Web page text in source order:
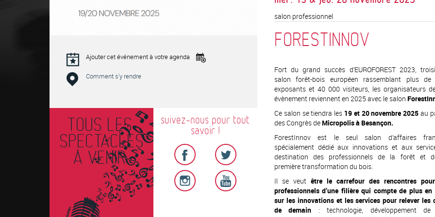
salon professionnel
FORESTINNOV
Fort du grand succès d’EUROFOREST 2023,
salon forêt-bois européen rassemblant plus de
exposants et 40 000 visiteurs, les organisateurs
évènement reviennent en 2025 avec le salon
Ce salon se tiendra les 19 et 20 novembre 2025 au
des Congrès deMicropolis à Besançon.
ForestInnov est le seul salon d’affaires
spécialement dédié aux innovations et aux
destination des professionnels de la forêt et
première transformation du bois.
Il se veutêtre le carrefour des rencontres
professionnels d’une filière qui compte de plus en
sur les innovations et les services pour relever les
de demain : technologie, développement de
Ajouter cet événement à votre agenda
Comment s'y rendre
TOUS LES
SPECTACLES
À VENIR
suivez-nous pour tout
savoir !